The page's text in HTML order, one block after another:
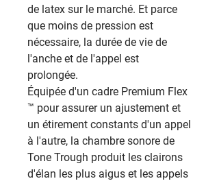
de latex sur le marché. Et parce
que moins de pression est
nécessaire, la durée de vie de
l'anche et de l'appel est
prolongée.
Équipée d'un cadre Premium Flex
™ pour assurer un ajustement et
un étirement constants d'un appel
à l'autre, la chambre sonore de
Tone Trough produit les clairons
d'élan les plus aigus et les appels